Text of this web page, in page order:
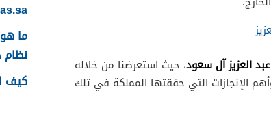
العزيز آل سعود، حيث استعرضنا من خلاله
الإنجازات التي حققتها المملكة في تلك
نظام
كيف